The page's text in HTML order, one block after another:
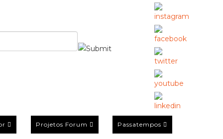
Projetos Forum Passatempos